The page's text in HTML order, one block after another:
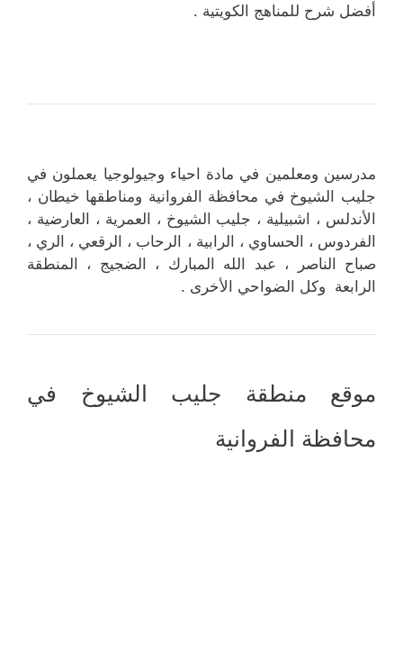
أفضل شرح للمناهج الكويتية .
مدرسين ومعلمين في مادة احياء وجيولوجيا يعملون في
جليب الشيوخ في محافظة الفروانية ومناطقها خيطان ،
الأندلس ، اشبيلية ، جليب الشيوخ ، العمرية ، العارضية ،
الفردوس ، الحساوي ، الرابية ، الرحاب ، الرقعي ، الري ،
صباح الناصر ، عبد الله المبارك ، الضجيج ، المنطقة
الرابعة وكل الضواحي الأخرى .
موقع منطقة جليب الشيوخ في
محافظة الفروانية